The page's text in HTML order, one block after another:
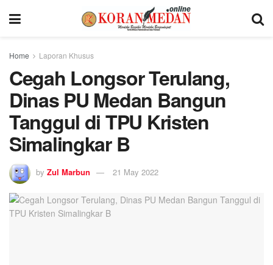
Home Laporan Khusus
Cegah Longsor Terulang,
Dinas PU Medan Bangun
Tanggul di TPU Kristen
Simalingkar B
by Zul Marbun 21 May 2022